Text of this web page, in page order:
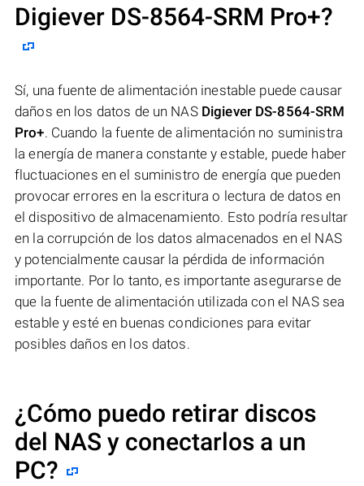
Digiever DS-8564-SRM Pro+?
Sí, una fuente de alimentación inestable puede causar
daños en los datos de un NAS Digiever DS-8564-SRM
Pro+. Cuando la fuente de alimentación no suministra
la energía de manera constante y estable, puede haber
fluctuaciones en el suministro de energía que pueden
provocar errores en la escritura o lectura de datos en
el dispositivo de almacenamiento. Esto podría resultar
en la corrupción de los datos almacenados en el NAS
y potencialmente causar la pérdida de información
importante. Por lo tanto, es importante asegurarse de
que la fuente de alimentación utilizada con el NAS sea
estable y esté en buenas condiciones para evitar
posibles daños en los datos.
¿Cómo puedo retirar discos
del NAS y conectarlos a un
PC?